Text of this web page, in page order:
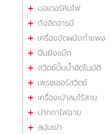
มอเตอร์หินไฟ
ถังอัดจารบี
เครื่องขัดผนังกำแพง
ปืนยิงแม๊ก
สวิตซ์ปั๊มน้ำอัตโนมัติ
เพรชเชอร์สวิตซ์
เครื่องเป่าลมไร้สาย
ปากกาไฟฉาย
สนับเข่า